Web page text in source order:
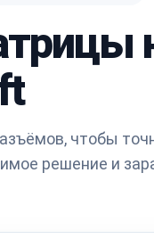
чтобы
решение и